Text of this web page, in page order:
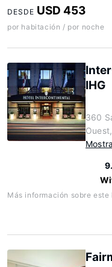
DESDE USD 453
por habitación / por noche
IHG
360
Más información sobre este